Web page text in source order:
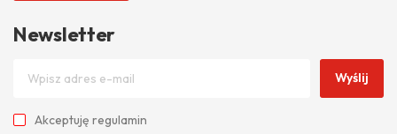
Newsletter
Wyślij
Akceptuję regulamin